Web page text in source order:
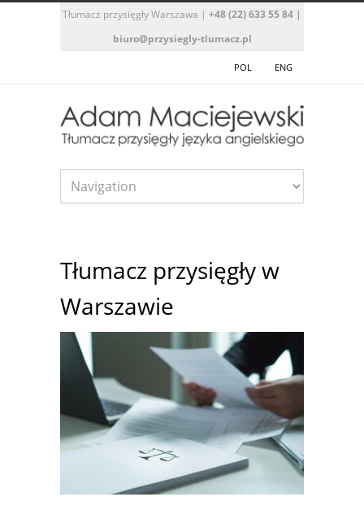
Tłumacz przysięgły Warszawa | +48 (22) 633 55 84 |
biuro@przysiegly-tlumacz.pl
POL ENG
Tłumacz przysięgły w
Warszawie